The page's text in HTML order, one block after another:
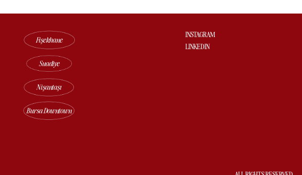
Fişekhane
Suadiye
Nişantaşı
Bursa Downtown
INSTAGRAM
LINKEDIN